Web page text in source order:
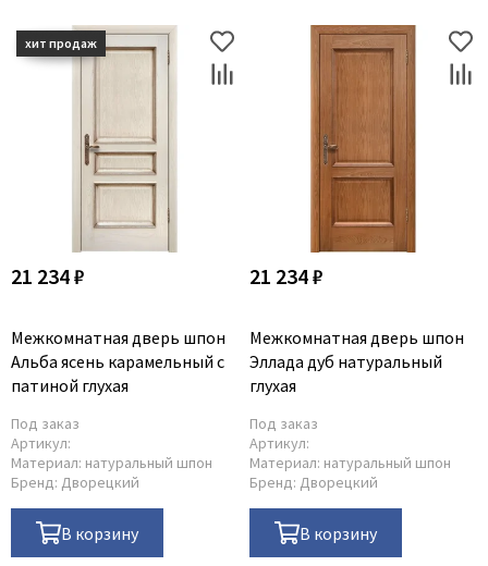
21 234 ₽
Межкомнатная дверь шпон
Альба ясень карамельный с
патиной глухая
Под заказ
Артикул:
Материал: натуральный шпон
Бренд: Дворецкий
В корзину
21 234 ₽
Межкомнатная дверь шпон
Эллада дуб натуральный
глухая
Под заказ
Артикул:
Материал: натуральный шпон
Бренд: Дворецкий
В корзину